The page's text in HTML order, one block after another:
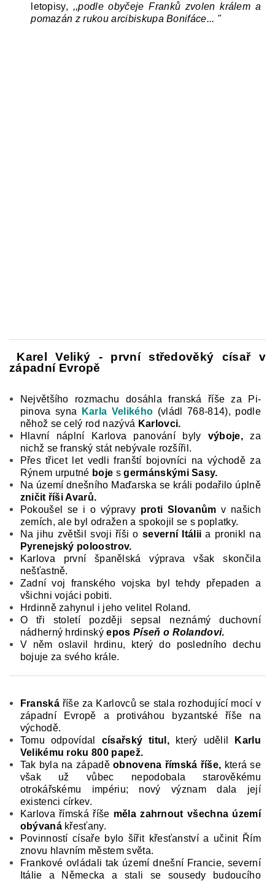
letopisy, ,,podle obyčeje Franků zvolen králem a
pomazán z rukou arcibiskupa Bonifáce... "
KarelVeliký - první středověký císař v
západní Evropě
Největšího rozmachu dosáhla franská říše za Pi­
pinova syna
Karla Velikého (vládl 768-814), podle
něhož se celý rod nazývá Karlovci.
Hlavní náplní Karlova panování byly výboje,za
nichž se franský stát nebývale rozšířil.
Přes třicet let vedli franští bojovníci na východě za
Rýnem urputné boje sger­mánskými Sasy.
Na území dnešního Maďarska se králi podařilo úplně
zničit říši Avarů.
Pokoušel se i o výpravy proti Slovanůmv našich
zemích, ale byl odražen a spokojil se s poplatky.
Na jihu zvětšil svoji říši o severní Itáliia pronikl na
Pyre­nejský poloostrov.
Karlova první španělská výprava však skončila
nešťastně.
Zadní voj franského vojska byl tehdy přepaden a
všichni vojáci pobiti.
Hrdinně­ zahynul i jeho velitel Roland.
O tři století později sepsal neznámý duchovní
nádherný hrdin­skýepos Píseň o Rolandovi.
V něm oslavil hrdinu, který do posledního dechu
bojuje za svého krále.
Franská říše za Karlovců se stala rozhodující moc­í v
západní Evropě a protiváhou byzantské říše na
východě.
Tomu odpovídal císařský titul, který udělil
Karlu
Velikému roku 800 papež.
Tak byla na západěobnovena římská říše, která se
však už vů­bec nepodobala starověkému
otrokářskému impé­riu; nový význam dala její
existenci církev.
Karlo­va římská říše měla zahrnout všechna území
obýva­nákřesťany.
Povinností císaře bylo šířit křesťanství a učinit Řím
znovu hlavním městem světa.
Frankové ovládali tak území dnešní Francie, severní
Itálie a Německa a stali se sousedy budoucího